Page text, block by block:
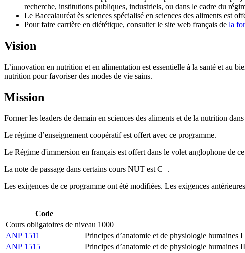
recherche, institutions publiques, industriels, ou dans le cadre du
Le Baccalauréat ès sciences spécialisé en sciences des aliments est
Pour faire carrière en diététique, consulter le site web français de la
Vision
L’innovation en nutrition et en alimentation est essentielle à la santé et au
nutrition pour favoriser des modes de vie sains.
Mission
Former les leaders de demain en sciences des aliments et de la nutrition
Le régime d’enseignement coopératif est offert avec ce programme.
Le Régime d'immersion en français est offert dans le volet anglophone de
La note de passage dans certains cours NUT est C+.
Les exigences de ce programme ont été modifiées. Les exigences
Code
Cours obligatoires de niveau 1000
ANP 1511
Principes d’anatomie et de physiologie humaines I
ANP 1515
Principes d’anatomie et de physiologie humaines II